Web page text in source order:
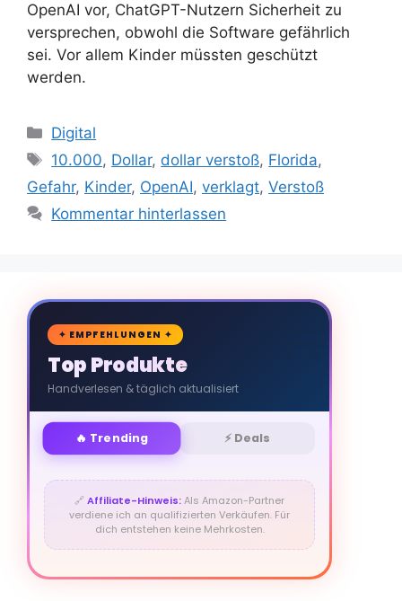
OpenAI vor, ChatGPT-Nutzern Sicherheit zu
versprechen, obwohl die Software gefährlich
sei. Vor allem Kinder müssten geschützt
werden.
Kategorien
Digital
Schlagwörter
10.000, Dollar, dollar verstoß, Florida,
Gefahr, Kinder, OpenAI, verklagt, Verstoß
Kommentar hinterlassen
🛒
✦ EMPFEHLUNGEN ✦
Top Produkte
Handverlesen & täglich aktualisiert
🔥 Trending ⚡ Deals
🔗Affiliate-Hinweis:Als Amazon-Partner
verdiene ich an qualifizierten Verkäufen. Für
dich entstehen keine Mehrkosten.